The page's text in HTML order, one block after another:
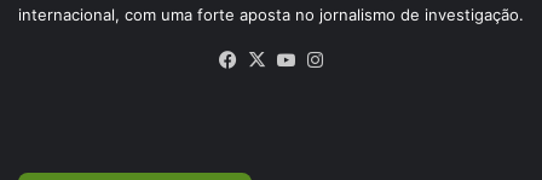
internacional, com uma forte aposta no jornalismo de investigação.
Facebook
X YouTube